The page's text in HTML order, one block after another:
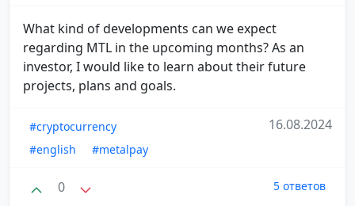
What kind of developments can we expect
regarding MTL in the upcoming months? As an
investor, I would like to learn about their future
projects, plans and goals.
#cryptocurrency
#english
#metalpay
16.08.2024
0 5 ответов